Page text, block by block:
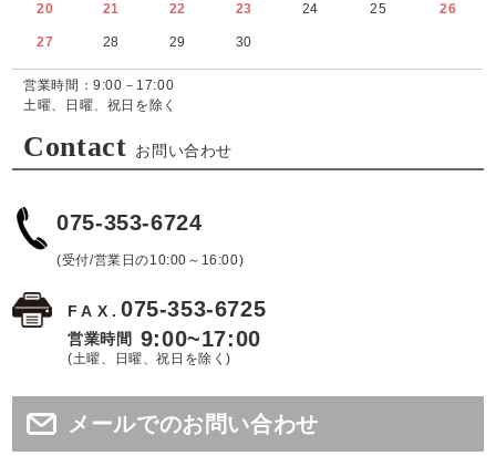
20 21 22 23 24 25 26
27 28 29 30
営業時間：9:00－17:00
土曜、日曜、祝日を除く
Contact お問い合わせ
075-353-6724
(受付/営業日の10:00～16:00)
FAX.075-353-6725
営業時間 9:00~17:00
(土曜、日曜、祝日を除く)
メールでのお問い合わせ